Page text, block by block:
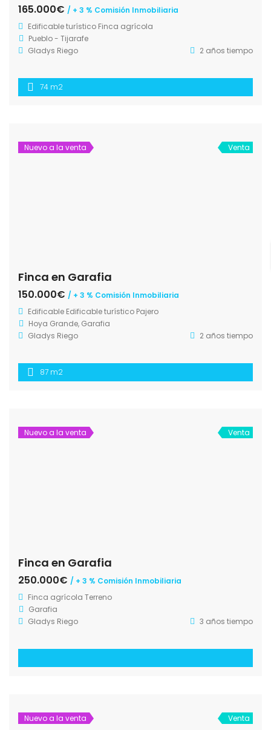
165.000€ / + 3 % Comisión Inmobiliaria
Edificable turístico Finca agrícola
Pueblo - Tijarafe
Gladys Riego
2 años tiempo
74 m2
Nuevo a la venta Venta
Finca en Garafia
150.000€ / + 3 % Comisión Inmobiliaria
Edificable Edificable turístico Pajero
Hoya Grande, Garafia
Gladys Riego
2 años tiempo
87 m2
Nuevo a la venta Venta
Finca en Garafia
250.000€ / + 3 % Comisión Inmobiliaria
Finca agrícola Terreno
Garafia
Gladys Riego
3 años tiempo
Nuevo a la venta Venta